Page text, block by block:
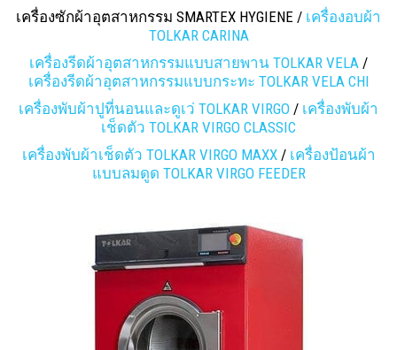
เครื่องซักผ้าอุตสาหกรรม SMARTEX HYGIENE / เครื่องอบผ้า
TOLKAR CARINA
เครื่องรีดผ้าอุตสาหกรรมแบบสายพาน TOLKAR VELA /
เครื่องรีดผ้าอุตสาหกรรมแบบกระทะ TOLKAR VELA CHI
เครื่องพับผ้าปูที่นอนและดูเว่ TOLKAR VIRGO / เครื่องพับผ้า
เช็ดตัว TOLKAR VIRGO CLASSIC
เครื่องพับผ้าเช็ดตัว TOLKAR VIRGO MAXX/ เครื่องป้อนผ้า
แบบลมดูด TOLKAR VIRGO FEEDER